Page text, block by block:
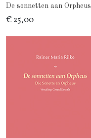
De sonnetten aan Orpheus
€ 25,00